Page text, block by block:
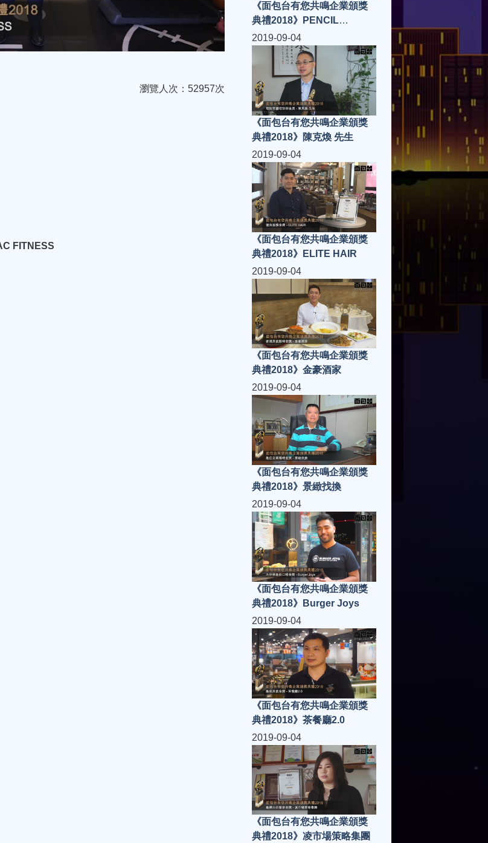
瀏覽人次：52957次
FITNESS
《面包台有您共鳴企業頒獎
典禮2018》PENCIL
DESEIGN
2019-09-04
《面包台有您共鳴企業頒獎
典禮2018》陳克煥 先生
2019-09-04
《面包台有您共鳴企業頒獎
典禮2018》ELITE HAIR
2019-09-04
《面包台有您共鳴企業頒獎
典禮2018》金豪酒家
2019-09-04
《面包台有您共鳴企業頒獎
典禮2018》景緻找換
2019-09-04
《面包台有您共鳴企業頒獎
典禮2018》Burger Joys
2019-09-04
《面包台有您共鳴企業頒獎
典禮2018》茶餐廳2.0
2019-09-04
《面包台有您共鳴企業頒獎
典禮2018》凌市場策略集團